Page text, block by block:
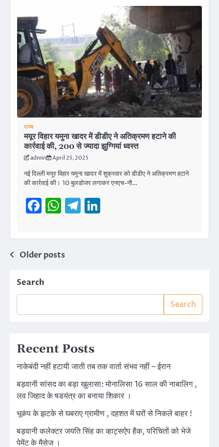
राज्य
मयूर विहार यमुना खादर में डीडीए ने अतिक्रमण हटाने की
कार्रवाई की, 200 से ज्यादा झुग्गियां ध्वस्त
admin April 25, 2025
नई दिल्ली मयूर विहार यमुना खादर में शुक्रवार को डीडीए ने अतिक्रमण हटाने
की कार्रवाई की। 10 बुलडोजर लगाकर एनएच-नौ…
Facebook
WhatsApp
Telegram
Posts
Older posts
Search
Search
Recent Posts
नाकेबंदी नहीं हटायी जाती तब तक वार्ता संभव नहीं – ईरान
बड़वानी सांसद का बड़ा खुलासा: मोनालिसा 16 साल की नाबालिग ,
लव जिहाद के षडयंत्र का बनाया शिकार ।
भूकंप के झटके से घबराए ग्रामीण , दहशत में घरों से निकले बाहर !
बड़वानी कलेक्टर जयति सिंह का व्हाट्सऐप हैक, परिचितों को भेजे
पेमेंट के मैसेज ।